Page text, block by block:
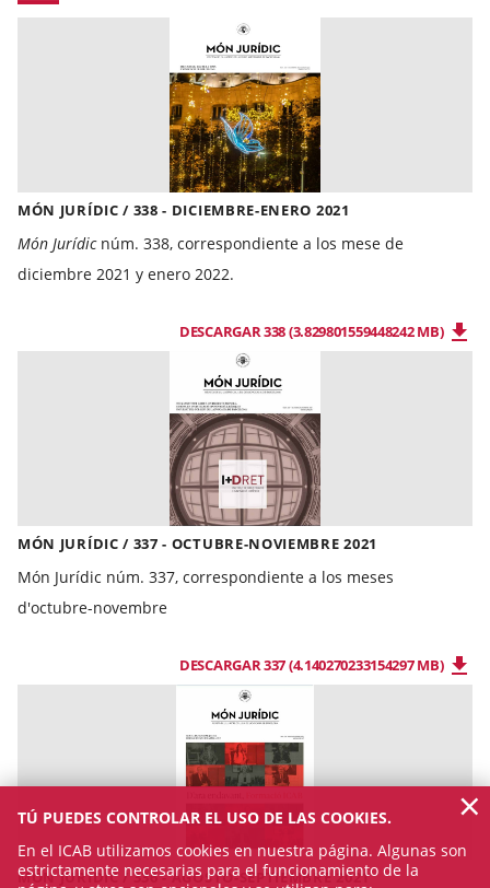
MÓN JURÍDIC / 338 - DICIEMBRE-ENERO 2021
Món Jurídicnúm. 338, correspondiente a los mese de
diciembre 2021 y enero 2022.
DESCARGAR 338 (3.829801559448242 MB)
MÓN JURÍDIC / 337 - OCTUBRE-NOVIEMBRE 2021
Món Jurídic núm. 337, correspondiente a los meses
d'octubre-novembre
DESCARGAR 337 (4.140270233154297 MB)
MÓN JURÍDIC / 336 - AGOSTO-SEPTIEMBRE 2021
TÚ PUEDES CONTROLAR EL USO DE LAS COOKIES.
En el ICAB utilizamos cookies en nuestra página. Algunas son
estrictamente necesarias para el funcionamiento de la
×